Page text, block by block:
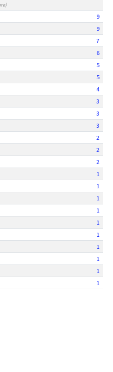
9
9
7
6
5
5
4
3
3
3
2
2
2
1
1
1
1
1
1
1
1
1
1